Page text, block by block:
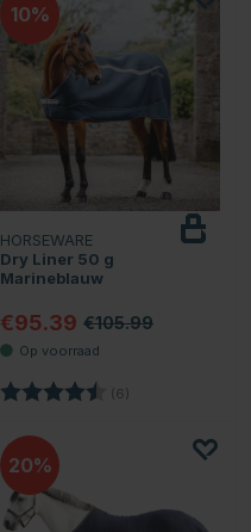
10
HORSEWARE
Dry Liner 50 g
Marineblauw
€95.39 €105.99
Beoordeling: (6)
20